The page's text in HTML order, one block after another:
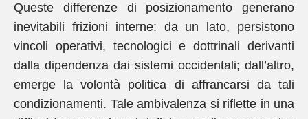
Queste differenze di posizionamento generano
inevitabili frizioni interne: da un lato, persistono
vincoli operativi, tecnologici e dottrinali derivanti
dalla dipendenza dai sistemi occidentali; dall’altro,
emerge la volontà politica di affrancarsi da tali
condizionamenti. Tale ambivalenza si riflette in una